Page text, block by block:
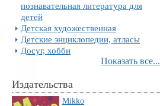
познавательная литература для
детей
Детская художественная
Детские энциклопедии, атласы
Досуг, хобби
Показать все...
Издательства
Mikko